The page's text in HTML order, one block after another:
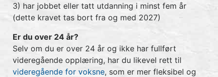
3) har jobbet eller tatt utdanning i minst fem år
(dette kravet tas bort fra og med 2027)
Er du over 24 år?
Selv om du er over 24 år og ikke har fullført
videregående opplæring, har du likevel rett til
videregående for voksne, som er mer fleksibel og